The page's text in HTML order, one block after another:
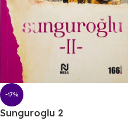
-17%
Sunguroglu 2